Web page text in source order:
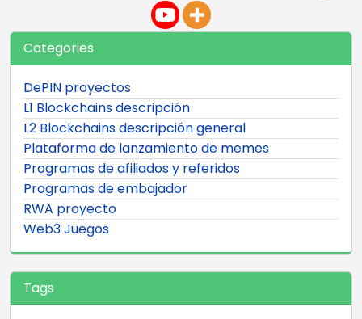
Categories
DePIN proyectos
L1 Blockchains descripción
L2 Blockchains descripción general
Plataforma de lanzamiento de memes
Programas de afiliados y referidos
Programas de embajador
RWA proyecto
Web3 Juegos
Tags